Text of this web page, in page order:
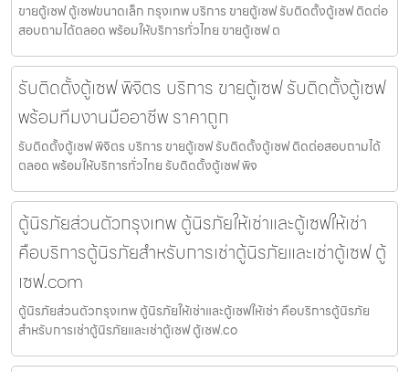
ขายตู้เซฟ ตู้เซฟขนาดเล็ก กรุงเทพ บริการ ขายตู้เซฟ รับติดตั้งตู้เซฟ ติดต่อ
สอบถามได้ตลอด พร้อมให้บริการทั่วไทย ขายตู้เซฟ ต
รับติดตั้งตู้เซฟ พิจิตร บริการ ขายตู้เซฟ รับติดตั้งตู้เซฟ
พร้อมทีมงานมืออาชีพ ราคาถูก
รับติดตั้งตู้เซฟ พิจิตร บริการ ขายตู้เซฟ รับติดตั้งตู้เซฟ ติดต่อสอบถามได้
ตลอด พร้อมให้บริการทั่วไทย รับติดตั้งตู้เซฟ พิจ
ตู้นิรภัยส่วนตัวกรุงเทพ ตู้นิรภัยให้เช่าและตู้เซฟให้เช่า
คือบริการตู้นิรภัยสำหรับการเช่าตู้นิรภัยและเช่าตู้เซฟ ตู้
เซฟ.com
ตู้นิรภัยส่วนตัวกรุงเทพ ตู้นิรภัยให้เช่าและตู้เซฟให้เช่า คือบริการตู้นิรภัย
สำหรับการเช่าตู้นิรภัยและเช่าตู้เซฟ ตู้เซฟ.co